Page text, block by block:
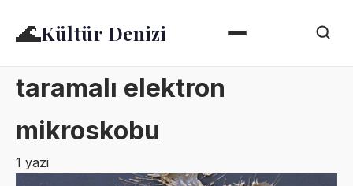
🌊Kültür Denizi
taramalı elektron
mikroskobu
1 yazi